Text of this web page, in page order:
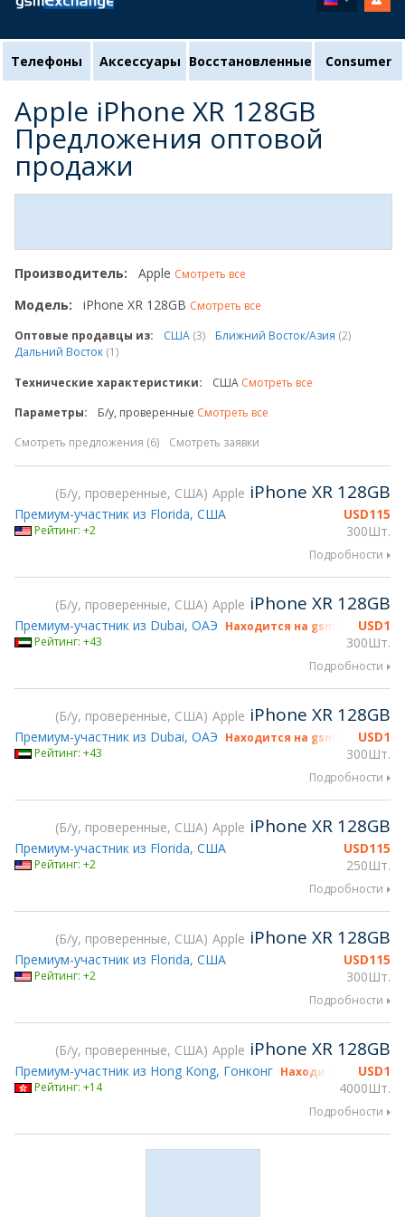
Телефоны Аксессуары Восстановленные Consumer
Apple iPhone XR 128GB
Предложения оптовой
продажи
Производитель: Apple Смотреть все
Модель: iPhone XR 128GB Смотреть все
Оптовые продавцы из:
США (3) Ближний Восток/Азия (2)
Дальний Восток (1)
Технические характеристики:
США Смотреть все
Параметры:
Б/у, проверенные Смотреть все
Смотреть предложения (6)
Смотреть заявки
Б/у, проверенные, США Apple iPhone XR 128GB
USD115
300Шт.
Премиум-участник из Florida, США
Рейтинг: +2
Подробности
Б/у, проверенные, США Apple iPhone XR 128GB
USD1
300Шт.
Премиум-участник из Dubai, ОАЭ Находится на gsmX Hong
Рейтинг: +43
Подробности
Б/у, проверенные, США Apple iPhone XR 128GB
USD1
300Шт.
Премиум-участник из Dubai, ОАЭ Находится на gsmX Hong
Рейтинг: +43
Подробности
Б/у, проверенные, США Apple iPhone XR 128GB
USD115
250Шт.
Премиум-участник из Florida, США
Рейтинг: +2
Подробности
Б/у, проверенные, США Apple iPhone XR 128GB
USD115
300Шт.
Премиум-участник из Florida, США
Рейтинг: +2
Подробности
Б/у, проверенные, США Apple iPhone XR 128GB
USD1
4000Шт.
Премиум-участник из Hong Kong, Гонконг Находится на gsmX
Рейтинг: +14
Подробности